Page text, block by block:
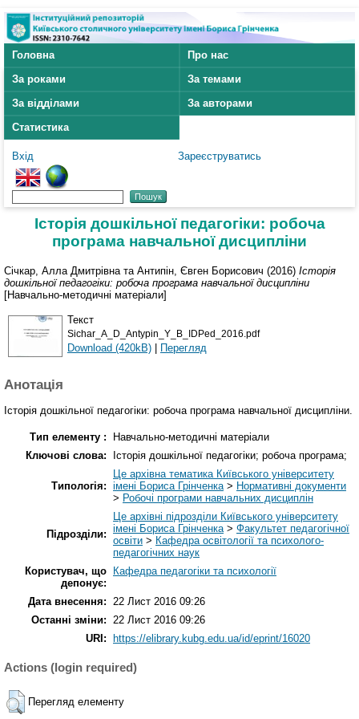
Головна
Про нас
За роками
За темами
За відділами
За авторами
Статистика
Вхід Зареєструватись
Історія дошкільної педагогіки: робоча
програма навчальної дисципліни
Січкар, Алла Дмитрівна та Антипін, Євген Борисович (2016) Історія
дошкільної педагогіки: робоча програма навчальної дисципліни
[Навчально-методичні матеріали]
Текст
Sichar_A_D_Antypin_Y_B_IDPed_2016.pdf
Download (420kB) | Перегляд
Анотація
Історія дошкільної педагогіки: робоча програма навчальної дисципліни.
Тип елементу :
Навчально-методичні матеріали
Ключові слова:
Історія дошкільної педагогіки; робоча програма;
Типологія:
Це архівна тематика Київського університету
імені Бориса Грінченка> Нормативні документи
> Робочі програми навчальних дисциплін
Підрозділи:
Це архівні підрозділи Київського університету
імені Бориса Грінченка> Факультет педагогічної
освіти > Кафедра освітології та психолого-
педагогічних наук
Користувач, що
депонує:
Кафедра педагогіки та психології
Дата внесення: 22 Лист 2016 09:26
Останні зміни: 22 Лист 2016 09:26
URI:
https://elibrary.kubg.edu.ua/id/eprint/16020
Actions (login required)
Перегляд елементу